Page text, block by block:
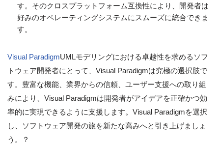
す。そのクロスプラットフォーム互換性により、開発者は
好みのオペレーティングシステムにスムーズに統合できま
す。
Visual ParadigmUMLモデリングにおける卓越性を求めるソフ
トウェア開発者にとって、Visual Paradigmは究極の選択肢で
す。豊富な機能、業界からの信頼、ユーザー支援への取り組
みにより、Visual Paradigmは開発者がアイデアを正確かつ効
率的に実現できるように支援します。Visual Paradigmを選択
し、ソフトウェア開発の旅を新たな高みへと引き上げましょ
う。？